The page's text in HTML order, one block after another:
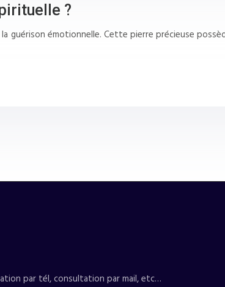
?
guérison émotionnelle. Cette pierre précieuse
par tél, consultation par mail, etc…